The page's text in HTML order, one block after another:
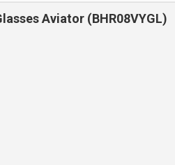
Aviator (BHR08VYGL)